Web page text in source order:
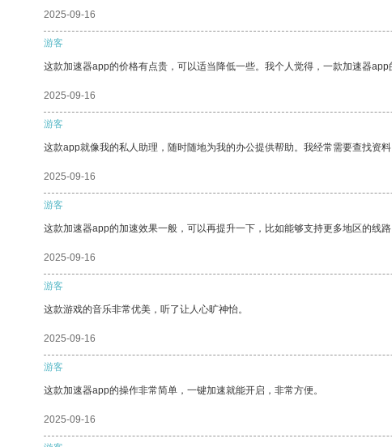
2025-09-16
游客
这款加速器app的价格有点贵，可以适当降低一些。我个人觉得，一款加速器app
2025-09-16
游客
这款app就像我的私人助理，随时随地为我的办公提供帮助。我经常需要查找资
2025-09-16
游客
这款加速器app的加速效果一般，可以再提升一下，比如能够支持更多地区的线路
2025-09-16
游客
这款游戏的音乐非常优美，听了让人心旷神怡。
2025-09-16
游客
这款加速器app的操作非常简单，一键加速就能开启，非常方便。
2025-09-16